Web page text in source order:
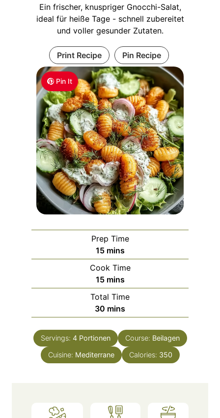
Pin It
Ein frischer, knuspriger Gnocchi-Salat,
ideal für heiße Tage - schnell zubereitet
und voller gesunder Zutaten.
Print Recipe Pin Recipe
Prep Time
15m
i
n
u
t
e
s
mins
Cook Time
15m
i
n
u
e
mins
Total Time
30 m
i
n
u
t
mins
Servings: 4 Portionen Course: Beilagen
Cuisine: Mediterrane Calories: 350